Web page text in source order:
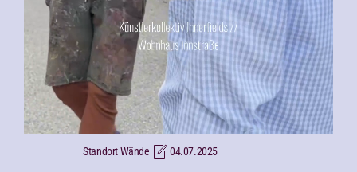
Standort Wände 04.07.2025